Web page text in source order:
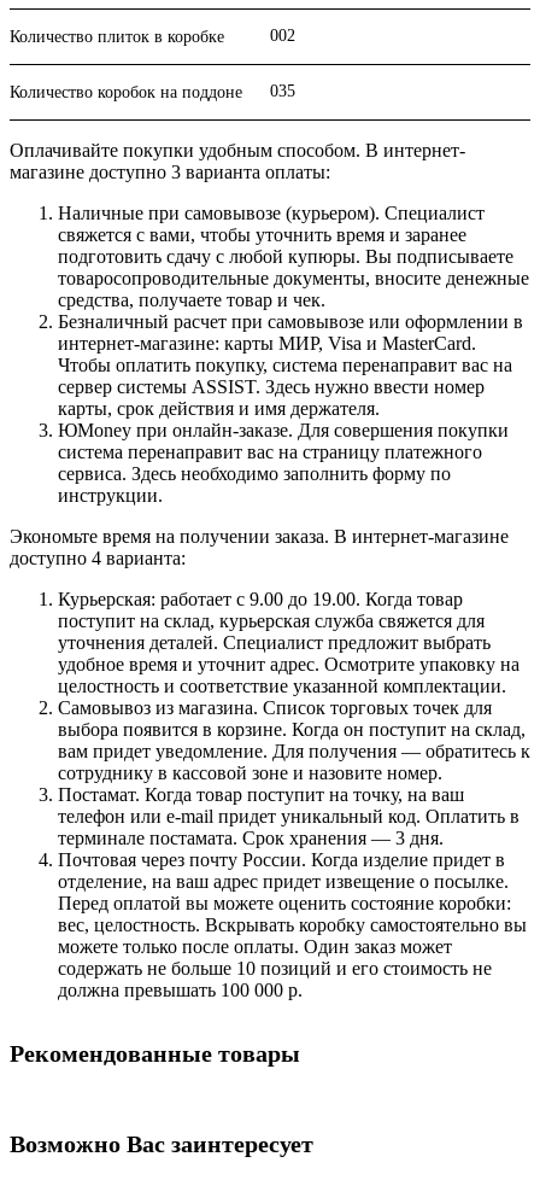
Количество плиток в коробке 002
Количество коробок на поддоне 035
Оплачивайте покупки удобным способом. В интернет-
магазине доступно 3 варианта оплаты:
Наличные при самовывозе (курьером). Специалист
свяжется с вами, чтобы уточнить время и заранее
подготовить сдачу с любой купюры. Вы подписываете
товаросопроводительные документы, вносите денежные
средства, получаете товар и чек.
Безналичный расчет при самовывозе или оформлении в
интернет-магазине: карты МИР, Visa и MasterCard.
Чтобы оплатить покупку, система перенаправит вас на
сервер системы ASSIST. Здесь нужно ввести номер
карты, срок действия и имя держателя.
ЮMoney при онлайн-заказе. Для совершения покупки
система перенаправит вас на страницу платежного
сервиса. Здесь необходимо заполнить форму по
инструкции.
Экономьте время на получении заказа. В интернет-магазине
доступно 4 варианта:
Курьерская: работает с 9.00 до 19.00. Когда товар
поступит на склад, курьерская служба свяжется для
уточнения деталей. Специалист предложит выбрать
удобное время и уточнит адрес. Осмотрите упаковку на
целостность и соответствие указанной комплектации.
Самовывоз из магазина. Список торговых точек для
выбора появится в корзине. Когда он поступит на склад,
вам придет уведомление. Для получения — обратитесь к
сотруднику в кассовой зоне и назовите номер.
Постамат. Когда товар поступит на точку, на ваш
телефон или e-mail придет уникальный код. Оплатить в
терминале постамата. Срок хранения — 3 дня.
Почтовая через почту России. Когда изделие придет в
отделение, на ваш адрес придет извещение о посылке.
Перед оплатой вы можете оценить состояние коробки:
вес, целостность. Вскрывать коробку самостоятельно вы
можете только после оплаты. Один заказ может
содержать не больше 10 позиций и его стоимость не
должна превышать 100 000 р.
Рекомендованные товары
Возможно Вас заинтересует